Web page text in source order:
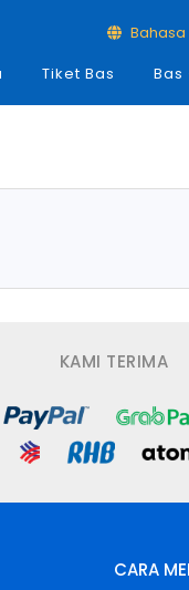
Bahasa
Tiket Bas Bas
KAMI TERIMA
CARA